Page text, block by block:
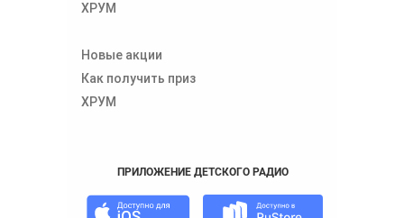
ХРУМ
Новые акции
Как получить приз
ХРУМ
ПРИЛОЖЕНИЕ ДЕТСКОГО РАДИО